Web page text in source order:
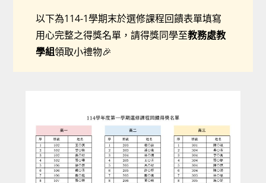
以下為114-1學期末於選修課程回饋表單填寫
用心完整之得獎名單，請得獎同學至教務處教
學組領取小禮物🎉